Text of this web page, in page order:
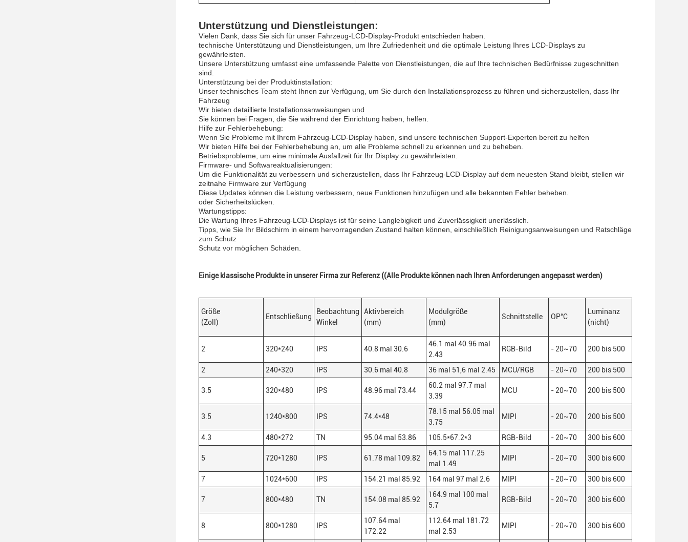
Unterstützung und Dienstleistungen:
Vielen Dank, dass Sie sich für unser Fahrzeug-LCD-Display-Produkt entschieden haben.
technische Unterstützung und Dienstleistungen, um Ihre Zufriedenheit und die optimale Leistung Ihres LCD-Displays zu
gewährleisten.
Unsere Unterstützung umfasst eine umfassende Palette von Dienstleistungen, die auf Ihre technischen Bedürfnisse zugeschnitten
sind.
Unterstützung bei der Produktinstallation:
Unser technisches Team steht Ihnen zur Verfügung, um Sie durch den Installationsprozess zu führen und sicherzustellen, dass Ihr
Fahrzeug
Wir bieten detaillierte Installationsanweisungen und
Sie können bei Fragen, die Sie während der Einrichtung haben, helfen.
Hilfe zur Fehlerbehebung:
Wenn Sie Probleme mit Ihrem Fahrzeug-LCD-Display haben, sind unsere technischen Support-Experten bereit zu helfen
Wir bieten Hilfe bei der Fehlerbehebung an, um alle Probleme schnell zu erkennen und zu beheben.
Betriebsprobleme, um eine minimale Ausfallzeit für Ihr Display zu gewährleisten.
Firmware- und Softwareaktualisierungen:
Um die Funktionalität zu verbessern und sicherzustellen, dass Ihr Fahrzeug-LCD-Display auf dem neuesten Stand bleibt, stellen wir
zeitnahe Firmware zur Verfügung
Diese Updates können die Leistung verbessern, neue Funktionen hinzufügen und alle bekannten Fehler beheben.
oder Sicherheitslücken.
Wartungstipps:
Die Wartung Ihres Fahrzeug-LCD-Displays ist für seine Langlebigkeit und Zuverlässigkeit unerlässlich.
Tipps, wie Sie Ihr Bildschirm in einem hervorragenden Zustand halten können, einschließlich Reinigungsanweisungen und Ratschläge
zum Schutz
Schutz vor möglichen Schäden.
Einige klassische Produkte in unserer Firma zur Referenz ((Alle Produkte können nach Ihren Anforderungen angepasst werden)
Größe
(Zoll)
Entschließung
Beobachtung
Winkel
Aktivbereich
(mm)
Modulgröße
(mm)
Schnittstelle OP°C
Luminanz
(nicht)
2 320*240 IPS 40.8 mal 30.6
46.1 mal 40.96 mal
2.43
RGB-Bild - 20~70 200 bis 500
2 240*320 IPS 30.6 mal 40.8 36 mal 51,6 mal 2.45 MCU/RGB - 20~70 200 bis 500
3.5 320*480 IPS 48.96 mal 73.44
60.2 mal 97.7 mal
3.39
MCU - 20~70 200 bis 500
3.5 1240*800 IPS 74.4*48
78.15 mal 56.05 mal
3.75
MIPI - 20~70 200 bis 500
4.3 480*272 TN 95.04 mal 53.86 105.5*67.2*3 RGB-Bild - 20~70 300 bis 600
5 720*1280 IPS 61.78 mal 109.82
64.15 mal 117.25
mal 1.49
MIPI - 20~70 300 bis 600
7 1024*600 IPS 154.21 mal 85.92 164 mal 97 mal 2.6 MIPI - 20~70 300 bis 600
7 800*480 TN 154.08 mal 85.92
164.9 mal 100 mal
5.7
RGB-Bild - 20~70 300 bis 600
8 800*1280 IPS
107.64 mal
172.22
112.64 mal 181.72
mal 2.53
MIPI - 20~70 300 bis 600